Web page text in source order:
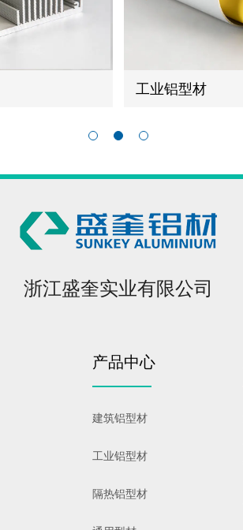
工业铝型材
浙江盛奎实业有限公司
产品中心
建筑铝型材
工业铝型材
隔热铝型材